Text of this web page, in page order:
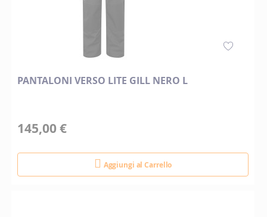
PANTALONI VERSO LITE GILL NERO L
145,00 €
Aggiungi al Carrello